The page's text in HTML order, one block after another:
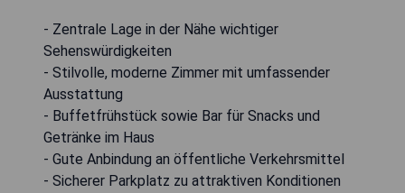
- Zentrale Lage in der Nähe wichtiger
Sehenswürdigkeiten
- Stilvolle, moderne Zimmer mit umfassender
Ausstattung
- Buffetfrühstück sowie Bar für Snacks und
Getränke im Haus
- Gute Anbindung an öffentliche Verkehrsmittel
- Sicherer Parkplatz zu attraktiven Konditionen